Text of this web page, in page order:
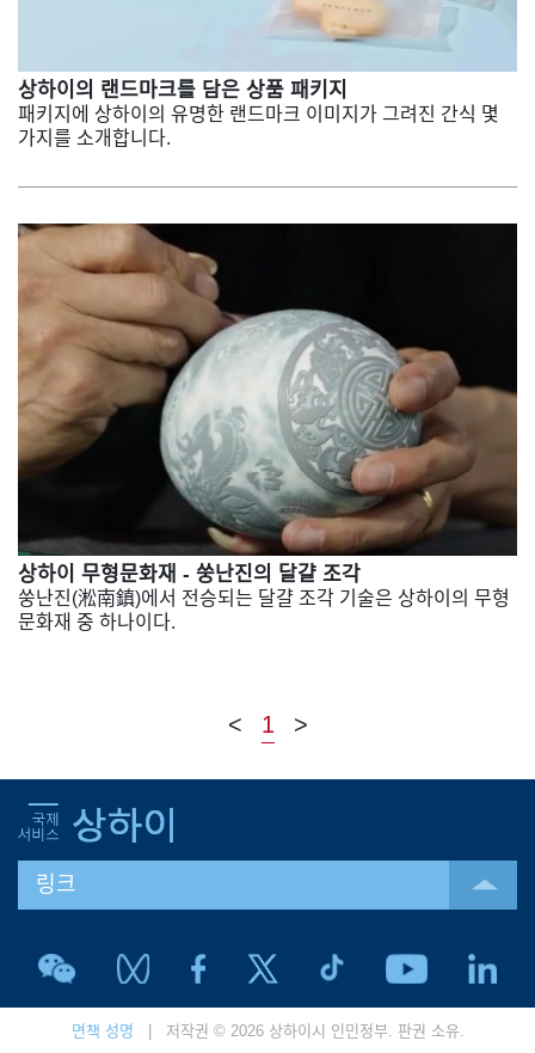
상하이의 랜드마크를 담은 상품 패키지
패키지에 상하이의 유명한 랜드마크 이미지가 그려진 간식 몇
가지를 소개합니다.
상하이 무형문화재 - 쑹난진의 달걀 조각
쑹난진(淞南鎮)에서 전승되는 달걀 조각 기술은 상하이의 무형
문화재 중 하나이다.
< 1 >
링크
면책 성명 | 저작권 © 2026 상하이시 인민정부. 판권 소유.